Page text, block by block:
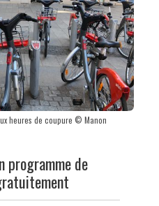
heures de coupure © Manon
programme de